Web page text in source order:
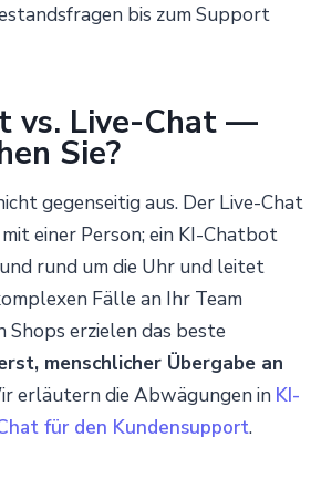
bis zum Support
vs. Live-Chat —
Sie?
gegenseitig aus. Der Live-Chat
einer Person; ein KI-Chatbot
rund um die Uhr und leitet
Fälle an Ihr Team
Shops erzielen das beste
menschlicher Übergabe an
erläutern die Abwägungen in KI-
für den Kundensupport.